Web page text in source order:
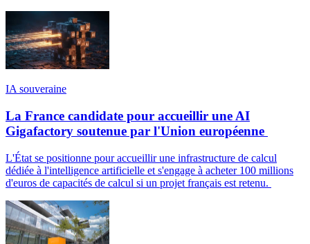
IA souveraine
La France candidate pour accueillir une AI
Gigafactory soutenue par l'Union européenne
L'État se positionne pour accueillir une infrastructure de calcul
dédiée à l'intelligence artificielle et s'engage à acheter 100 millions
d'euros de capacités de calcul si un projet français est retenu.